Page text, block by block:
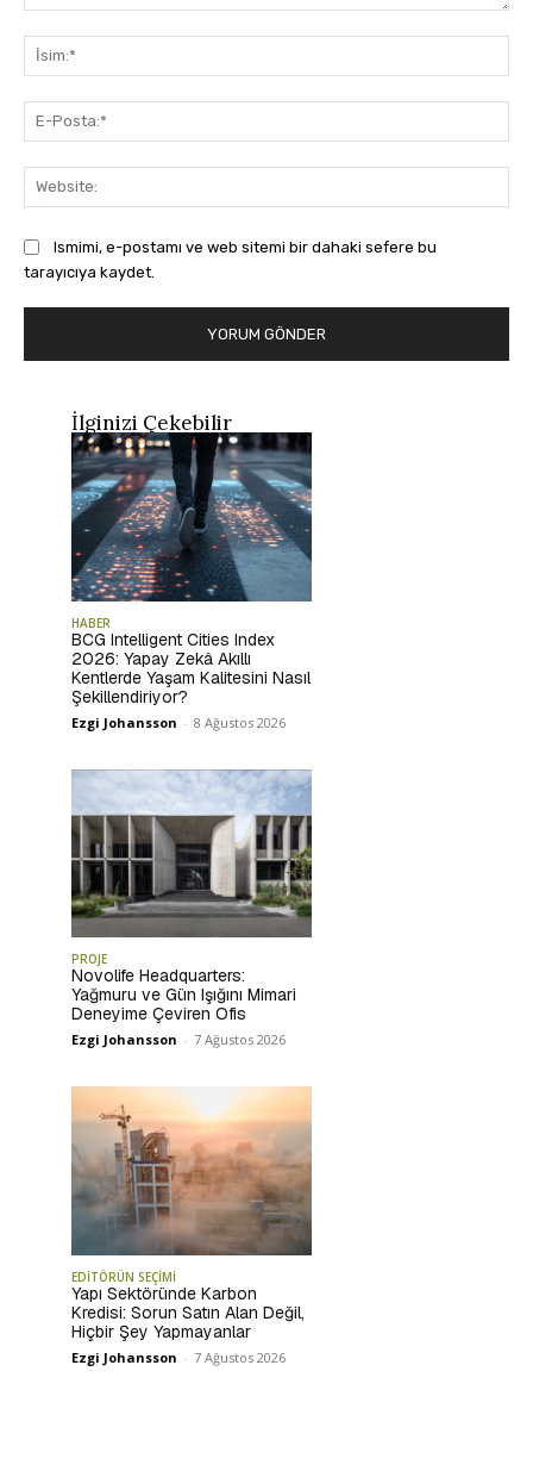
Ismimi, e-postamı ve web sitemi bir dahaki sefere bu
tarayıcıya kaydet.
İlginizi Çekebilir
HABER
BCG Intelligent Cities Index
2026: Yapay Zekâ Akıllı
Kentlerde Yaşam Kalitesini Nasıl
Şekillendiriyor?
Ezgi Johansson - 8 Ağustos 2026
PROJE
Novolife Headquarters:
Yağmuru ve Gün Işığını Mimari
Deneyime Çeviren Ofis
Ezgi Johansson - 7 Ağustos 2026
EDİTÖRÜN SEÇİMİ
Yapı Sektöründe Karbon
Kredisi: Sorun Satın Alan Değil,
Hiçbir Şey Yapmayanlar
Ezgi Johansson - 7 Ağustos 2026